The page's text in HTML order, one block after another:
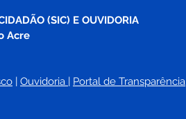
(SIC) E OUVIDORIA
Acre
Ouvidoria Portal de Transparência